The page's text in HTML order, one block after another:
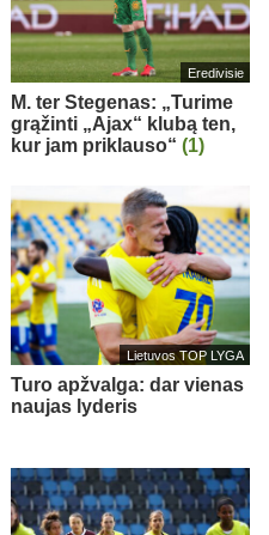
Eredivisie
M. ter Stegenas: „Turime
grąžinti „Ajax“ klubą ten,
kur jam priklauso“ (1)
Lietuvos TOP LYGA
Turo apžvalga: dar vienas
naujas lyderis